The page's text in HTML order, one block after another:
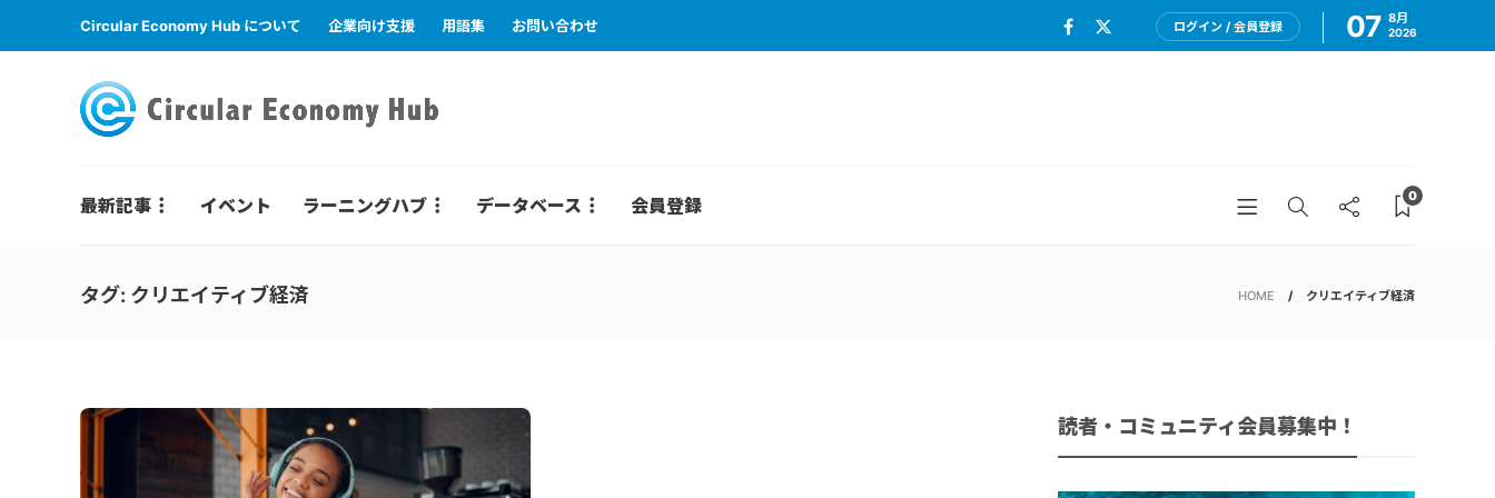
Circular Economy Hub について 企業向け支援 用語集 お問い合わせ ログイン / 会員登録 07 8月
2026
最新記事 イベント ラーニングハブ データベース 会員登録 0
タグ: クリエイティブ経済 HOME クリエイティブ経済
読者・コミュニティ会員募集中！